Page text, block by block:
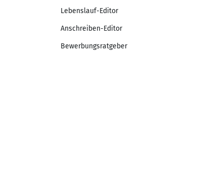
Lebenslauf-Editor
Anschreiben-Editor
Bewerbungsratgeber